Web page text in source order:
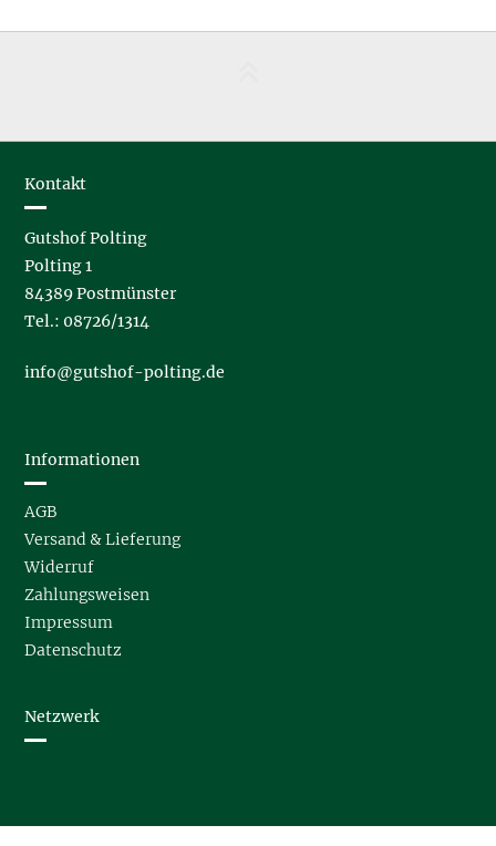
Kontakt
Gutshof Polting
Polting 1
84389 Postmünster
Tel.: 08726/1314
info@gutshof-polting.de
Informationen
AGB
Versand & Lieferung
Widerruf
Zahlungsweisen
Impressum
Datenschutz
Netzwerk